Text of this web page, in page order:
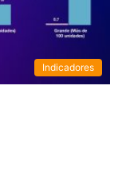
Indicadores